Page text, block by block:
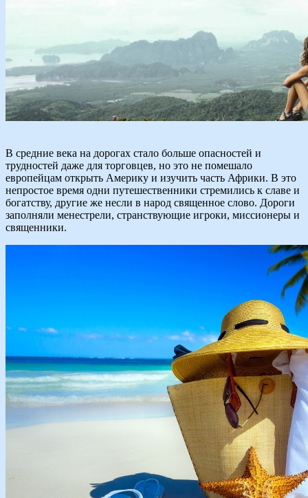
В средние века на дорогах стало больше опасностей и
трудностей даже для торговцев, но это не помешало
европейцам открыть Америку и изучить часть Африки. В это
непростое время одни путешественники стремились к славе и
богатству, другие же несли в народ священное слово. Дороги
заполняли менестрели, странствующие игроки, миссионеры и
священники.